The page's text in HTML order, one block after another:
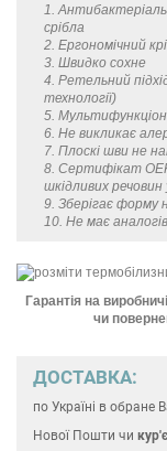
1.
срібла
2. Ергономічний
3. Швидко сохне
4. Ретельний
технології)
5.
6. Не викликає
7. Плоскі шви не
8. Сертифікат
шкідливих
9. Зберігає форму
10. Не має
Гарантія на
чи
ДОСТАВКА:
по Україні в обране
Нової Пошти чи